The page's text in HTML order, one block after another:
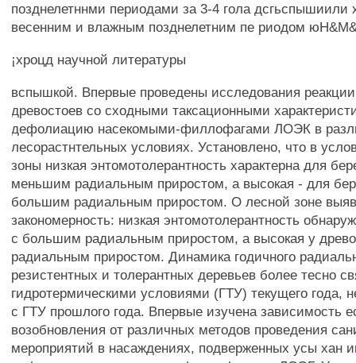
позднелетннми периодами за 3-4 гола дсгьспышиили
весенним и влажным позднелетним пе риодом
¡хроцд научной литературы
вспышкой. Впервые проведены исследования
древостоев со сходными таксационными
дефолиацию насекомыми-филлофагами ЛОЭК в
лесорастнтельных условиях. Установлено, что в
зоны низкая энтомотолерантность характерна для
меньшим радиальным приростом, а высокая - для
большим радиальным приростом. О лесной зоне
закономерность: низкая энтомотолерантность
с большим радиальным приростом, а высокая у
радиальным приростом. Динамика годичного
резистентных и толерантных деревьев более тесно
гидротермическими условиями (ГТУ) текущего года,
с ГТУ прошлого года. Впервые изучена зависимость
возобновления от различных методов проведения
мероприятий в насаждениях, подверженных усы хан